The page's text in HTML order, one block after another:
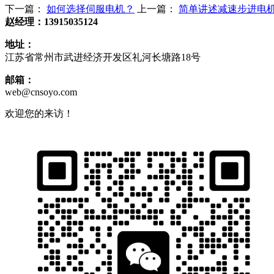
下一篇： 如何选择伺服电机？ 上一篇： 简单讲述减速步进电
赵经理：13915035124
地址：
江苏省常州市武进经济开发区礼河长塘路18号
邮箱：
web@cnsoyo.com
欢迎您的来访！